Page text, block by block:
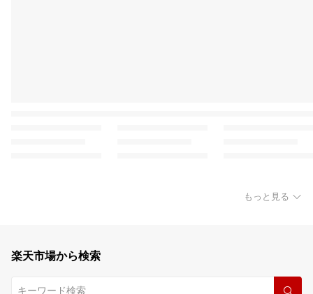
もっと見る
楽天市場から検索